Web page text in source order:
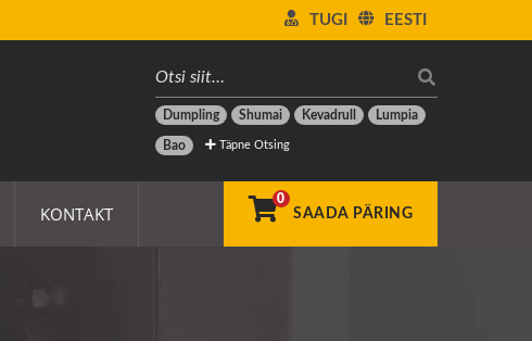
EESTI
TUGI
Dumpling Shumai Kevadrull Lumpia
Bao Täpne Otsing
KONTAKT
0
SAADA PÄRING